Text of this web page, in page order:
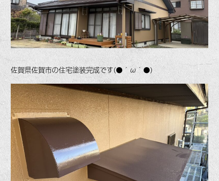
佐賀県佐賀市の住宅塗装完成です(●´ω｀●)